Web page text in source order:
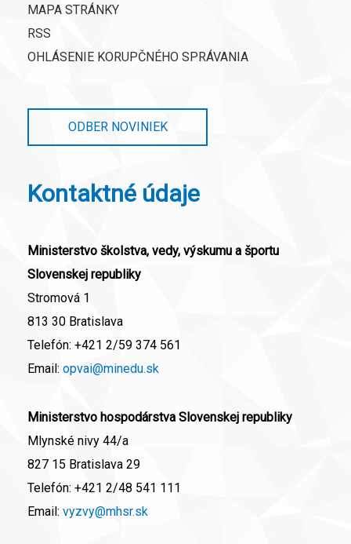
MAPA STRÁNKY
RSS
OHLÁSENIE KORUPČNÉHO SPRÁVANIA
ODBER NOVINIEK
Kontaktné údaje
Ministerstvo školstva, vedy, výskumu a športu
Slovenskej republiky
Stromová 1
813 30 Bratislava
Telefón: +421 2/59 374 561
Email: opvai@minedu.sk
Ministerstvo hospodárstva Slovenskej republiky
Mlynské nivy 44/a
827 15 Bratislava 29
Telefón: +421 2/48 541 111
Email: vyzvy@mhsr.sk